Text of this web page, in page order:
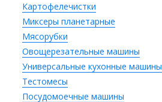
Картофелечистки
Миксеры планетарные
Мясорубки
Овощерезательные машины
Универсальные кухонные машины
Тестомесы
Посудомоечные машины